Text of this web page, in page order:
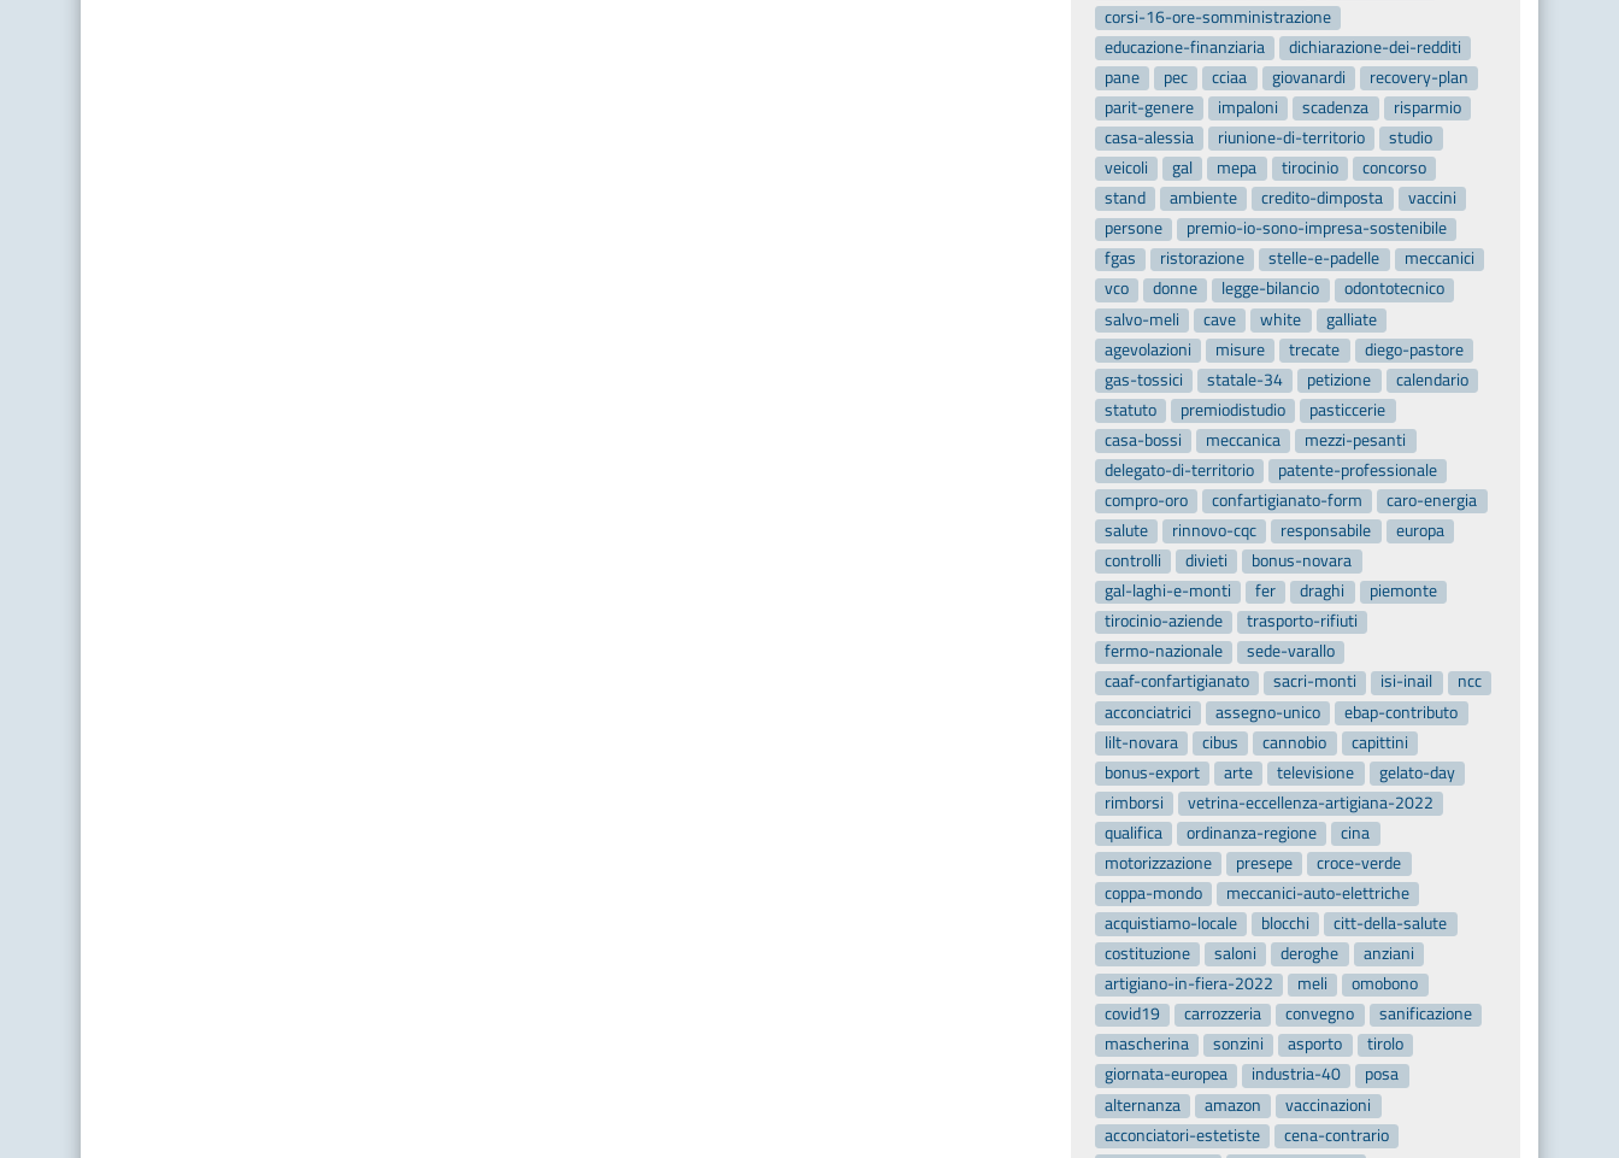
corsi-16-ore-somministrazione
educazione-finanziaria
dichiarazione-dei-redditi
pane
pec cciaa giovanardi
recovery-plan
parit-genere
impaloni scadenza
risparmio
casa-alessia
riunione-di-territorio
studio
veicoli
gal mepa tirocinio
concorso
stand
ambiente credito-dimposta
vaccini
persone
premio-io-sono-impresa-sostenibile
fgas
ristorazione stelle-e-padelle
meccanici
vco
donne legge-bilancio
odontotecnico
salvo-meli
cave white
galliate
agevolazioni
misure trecate
diego-pastore
gas-tossici
statale-34 petizione
calendario
statuto
premiodistudio
pasticcerie
casa-bossi
meccanica
mezzi-pesanti
delegato-di-territorio
patente-professionale
compro-oro
confartigianato-form
caro-energia
salute
rinnovo-cqc responsabile
europa
controlli
divieti
bonus-novara
gal-laghi-e-monti
fer draghi
piemonte
tirocinio-aziende
trasporto-rifiuti
fermo-nazionale
sede-varallo
caaf-confartigianato
sacri-monti isi-inail
ncc
acconciatrici
assegno-unico
ebap-contributo
lilt-novara
cibus cannobio
capittini
bonus-export
arte televisione
gelato-day
rimborsi
vetrina-eccellenza-artigiana-2022
qualifica
ordinanza-regione
cina
motorizzazione
presepe
croce-verde
coppa-mondo
meccanici-auto-elettriche
acquistiamo-locale
blocchi
citt-della-salute
costituzione
saloni deroghe
anziani
artigiano-in-fiera-2022
meli
omobono
covid19
carrozzeria convegno
sanificazione
mascherina
sonzini asporto
tirolo
giornata-europea
industria-40
posa
alternanza
amazon
vaccinazioni
acconciatori-estetiste
cena-contrario